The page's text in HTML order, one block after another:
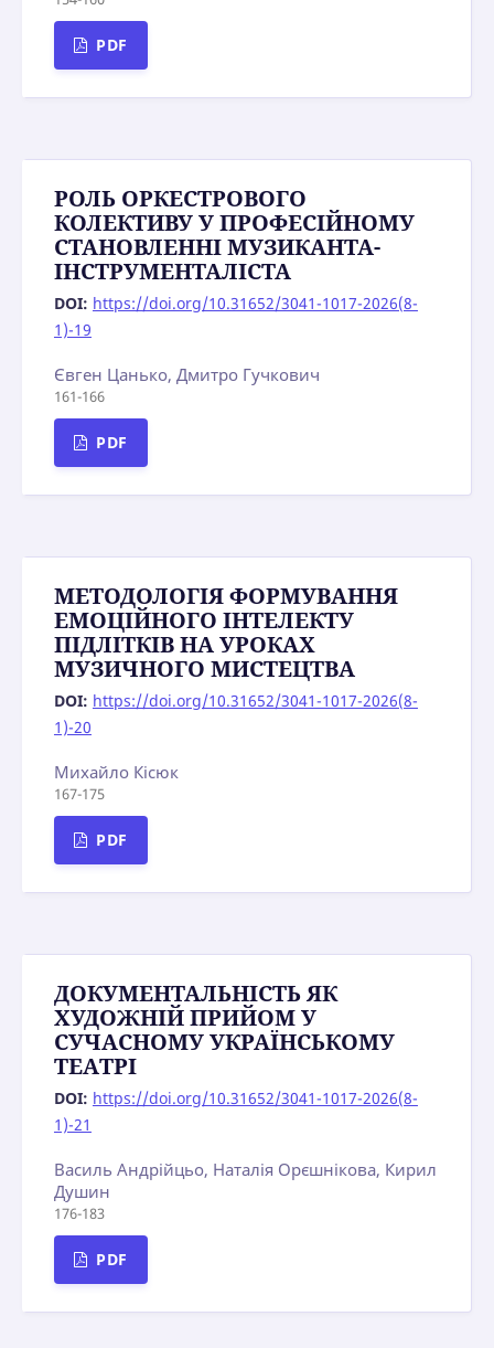
PDF
РОЛЬ ОРКЕСТРОВОГО
КОЛЕКТИВУ У ПРОФЕСІЙНОМУ
СТАНОВЛЕННІ МУЗИКАНТА-
ІНСТРУМЕНТАЛІСТА
DOI: https://doi.org/10.31652/3041-1017-2026(8-
1)-19
Євген Цанько, Дмитро Гучкович
161-166
PDF
МЕТОДОЛОГІЯ ФОРМУВАННЯ
ЕМОЦІЙНОГО ІНТЕЛЕКТУ
ПІДЛІТКІВ НА УРОКАХ
МУЗИЧНОГО МИСТЕЦТВА
DOI: https://doi.org/10.31652/3041-1017-2026(8-
1)-20
Михайло Кісюк
167-175
PDF
ДОКУМЕНТАЛЬНІСТЬ ЯК
ХУДОЖНІЙ ПРИЙОМ У
СУЧАСНОМУ УКРАЇНСЬКОМУ
ТЕАΤΡΙ
DOI: https://doi.org/10.31652/3041-1017-2026(8-
1)-21
Василь Андрійцьо, Наталія Орєшнікова, Кирил
Душин
176-183
PDF